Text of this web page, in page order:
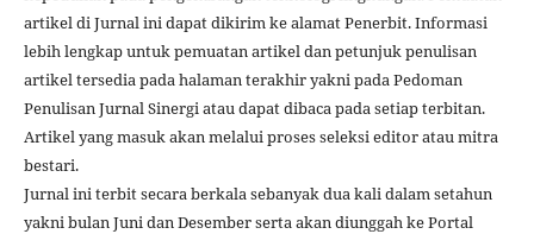
artikel di Jurnal ini dapat dikirim ke alamat Penerbit. Informasi
lebih lengkap untuk pemuatan artikel dan petunjuk penulisan
artikel tersedia pada halaman terakhir yakni pada Pedoman
Penulisan Jurnal Sinergi atau dapat dibaca pada setiap terbitan.
Artikel yang masuk akan melalui proses seleksi editor atau mitra
bestari.
Jurnal ini terbit secara berkala sebanyak dua kali dalam setahun
yakni bulan Juni dan Desember serta akan diunggah ke Portal